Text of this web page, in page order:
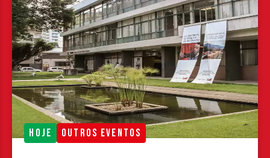
HOJE OUTROS EVENTOS